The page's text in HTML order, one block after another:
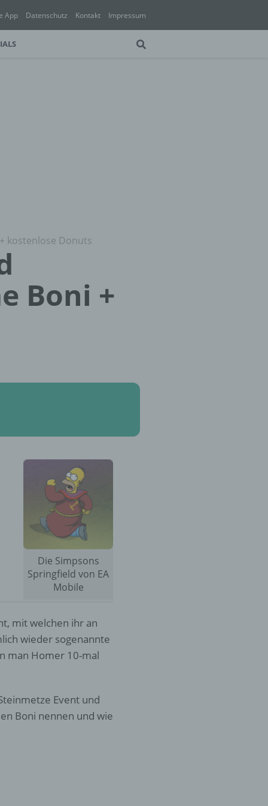
App Datenschutz Kontakt Impressum
kostenlose Donuts
Boni +
Die Simpsons
Springfield von EA
Mobile
mit welchen ihr an
wieder sogenannte
man Homer 10-mal
Event und
Boni nennen und wie